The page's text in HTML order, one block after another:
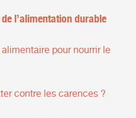
l’alimentation durable
pour nourrir le
contre les carences ?